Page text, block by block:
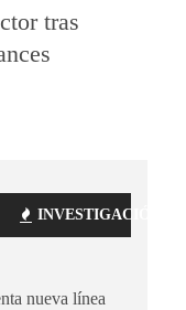
tras
INVESTIGACIÓN
nueva línea